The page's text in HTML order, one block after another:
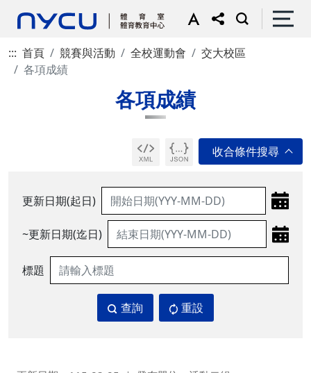
::: 首頁 競賽與活動 全校運動會
交大校區
各項成績
各項成績
更新日期(起日)
~更新日期(迄日)
標題
查詢 重設